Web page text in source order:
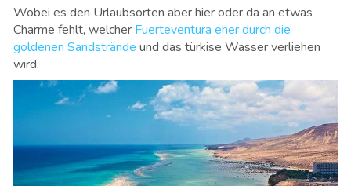
Wobei es den Urlaubsorten aber hier oder da an etwas
Charme fehlt, welcher Fuerteventura eher durch die
goldenen Sandstrände und das türkise Wasser verliehen
wird.